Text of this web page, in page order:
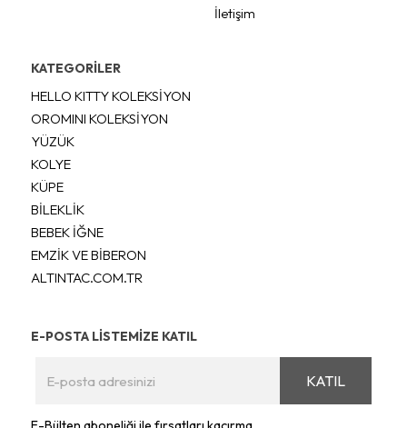
İletişim
KATEGORİLER
HELLO KITTY KOLEKSİYON
OROMINI KOLEKSİYON
YÜZÜK
KOLYE
KÜPE
BİLEKLİK
BEBEK İĞNE
EMZİK VE BİBERON
ALTINTAC.COM.TR
E-POSTA LİSTEMİZE KATIL
KATIL